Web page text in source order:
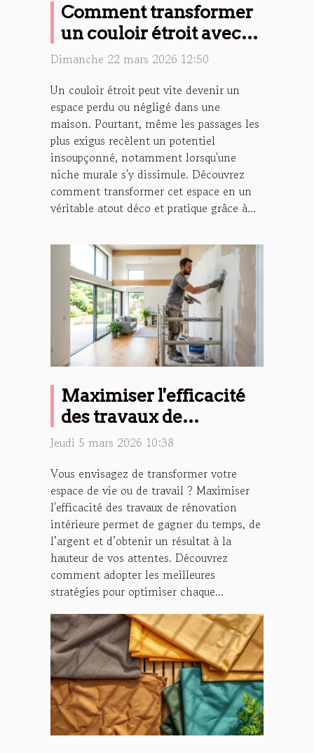
Comment transformer
un couloir étroit avec
une niche murale ?
Dimanche 22 mars 2026 12:50
Un couloir étroit peut vite devenir un
espace perdu ou négligé dans une
maison. Pourtant, même les passages les
plus exigus recèlent un potentiel
insoupçonné, notamment lorsqu'une
niche murale s'y dissimule. Découvrez
comment transformer cet espace en un
véritable atout déco et pratique grâce à...
Maximiser l'efficacité
des travaux de
rénovation intérieure
Jeudi 5 mars 2026 10:38
Vous envisagez de transformer votre
espace de vie ou de travail ? Maximiser
l'efficacité des travaux de rénovation
intérieure permet de gagner du temps, de
l’argent et d’obtenir un résultat à la
hauteur de vos attentes. Découvrez
comment adopter les meilleures
stratégies pour optimiser chaque...